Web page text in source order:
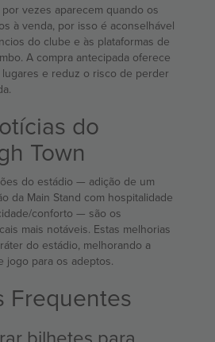
vezes aparecem quando os
à venda, por isso é aconselhável
do clube e às plataformas de
A compra antecipada oferece
e reduz o risco de perder
do
Town
— adição de um
da Main Stand com hospitalidade
conforto — são os
mais notáveis. Estas melhorias
do estádio, melhorando a
jogo para os adeptos.
Frequentes